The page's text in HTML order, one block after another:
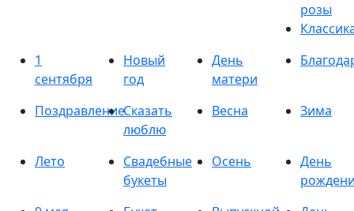
розы
1
сентября
Новый
год
День
матери
ПоздравлениеСказать
люблю
Весна Зима
Лето
Свадебные
букеты
Осень
День